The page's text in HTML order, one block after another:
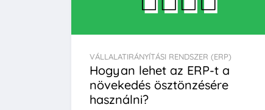
VÁLLALATIRÁNYÍTÁSI RENDSZER (ERP)
Hogyan lehet az ERP-t a
növekedés ösztönzésére
használni?